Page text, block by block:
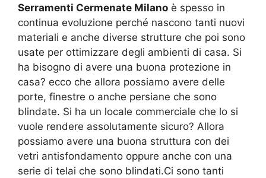
Serramenti Cermenate Milano è spesso in
continua evoluzione perché nascono tanti nuovi
materiali e anche diverse strutture che poi sono
usate per ottimizzare degli ambienti di casa. Si
ha bisogno di avere una buona protezione in
casa? ecco che allora possiamo avere delle
porte, finestre o anche persiane che sono
blindate. Si ha un locale commerciale che lo si
vuole rendere assolutamente sicuro? Allora
possiamo avere una buona struttura con dei
vetri antisfondamento oppure anche con una
serie di telai che sono blindati.Ci sono tanti